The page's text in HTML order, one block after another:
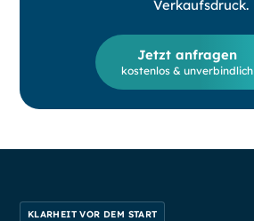
Verkaufsdruck.
Jetzt anfragen
kostenlos & unverbindlich
KLARHEIT VOR DEM START